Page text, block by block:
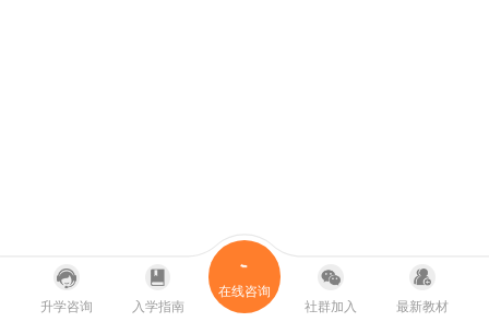
升学咨询 入学指南
在线咨询
社群加入
最新教材